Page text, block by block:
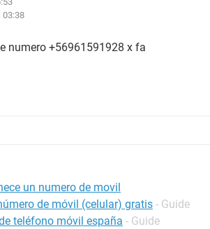
03:38
numero +56961591928 x fa
un numero de movil
de móvil (celular) gratis - Guide
teléfono móvil españa - Guide